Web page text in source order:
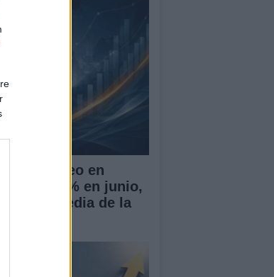
desempleo en
al 10,1% en junio,
de la media de la